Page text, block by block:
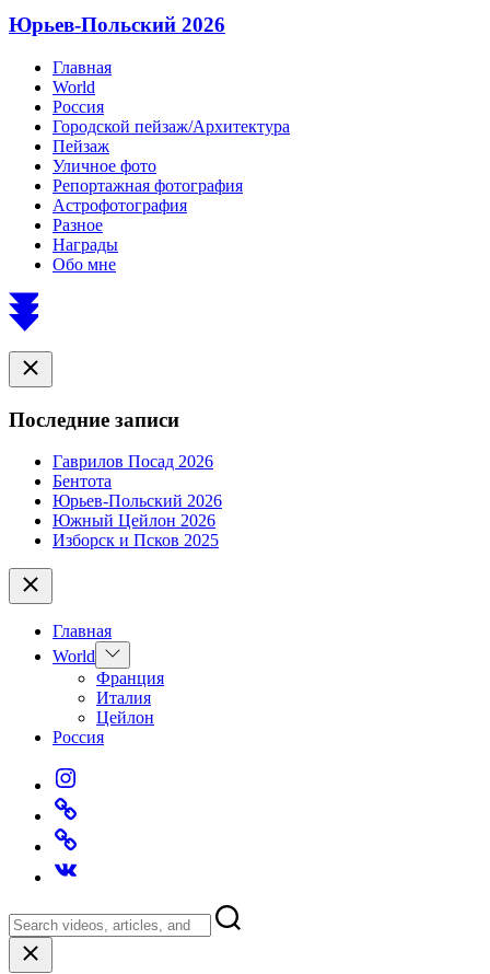
Юрьев-Польский 2026
Главная
World
Россия
Городской пейзаж/Архитектура
Пейзаж
Уличное фото
Репортажная фотография
Астрофотография
Разное
Награды
Обо мне
Scroll
to
Close
Последние записи
Гаврилов Посад 2026
Бентота
Юрьев-Польский 2026
Южный Цейлон 2026
Изборск и Псков 2025
Close
Главная
World Show
sub
menu
Франция
Италия
Цейлон
Россия
Instagram*
VERO
—
True
Social
Telegram
channel
Страница
Close
search